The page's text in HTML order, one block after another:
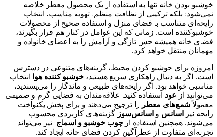
خوشبو بودن خانه تنها به استفاده از یک محصول معطر خلاصه
نمی‌شود؛ بلکه ترکیبی از نظافت منظم، تهویه مناسب، انتخاب
رایحه‌ای متناسب با فضای منزل و استفاده صحیح از محصولات
خوشبوکننده است. زمانی که این عوامل در کنار هم قرار بگیرند،
فضای خانه همیشه حس تازگی و آرامش را به اعضای خانواده و
مهمانان منتقل خواهد کرد.
امروزه برای خوشبو کردن محیط، گزینه‌های متنوعی در دسترس
است. اگر به دنبال راهکاری سریع هستید، خوشبو کننده هوا
انتخاب
مناسبی خواهد بود. اگر رایحه‌های طبیعی و ماندگار را می‌پسندید،
می‌توانید از عود استفاده کنید. علاقه‌مندان به فضایی گرم و صمیمی
معمولاًشمع‌های معطر را ترجیح می‌دهند و برای پخش یکنواخت
رایحه نیز
اسانس و اسانس‌سوز گزینه‌های کاربردی محسوب
می‌شوند. همچنین استفاده از چوب خوشبو و اسماج نیز می‌تواند
تجربه‌ای متفاوت از عطرآگین کردن فضای خانه ایجاد کند.